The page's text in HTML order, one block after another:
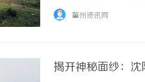
人员无法近距离抵达，常规
肇州资讯网
揭开神秘面纱：